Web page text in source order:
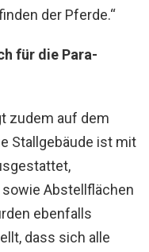
der Pferde.“
für die Para-
zudem auf dem
Stallgebäude ist mit
Abstellflächen
ebenfalls
dass sich alle